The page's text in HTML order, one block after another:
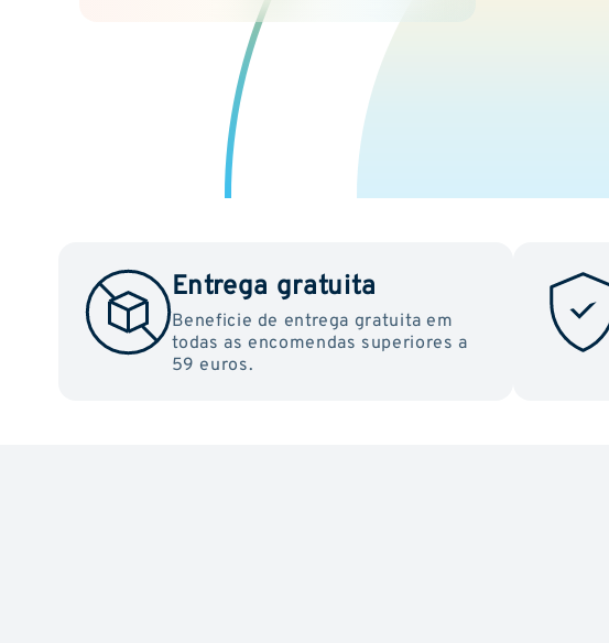
Entrega gratuita
Beneficie de entrega gratuita em
todas as encomendas superiores a
59 euros.